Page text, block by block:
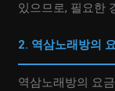
있으므로, 필요한
2. 역삼노래방의
역삼노래방의 요